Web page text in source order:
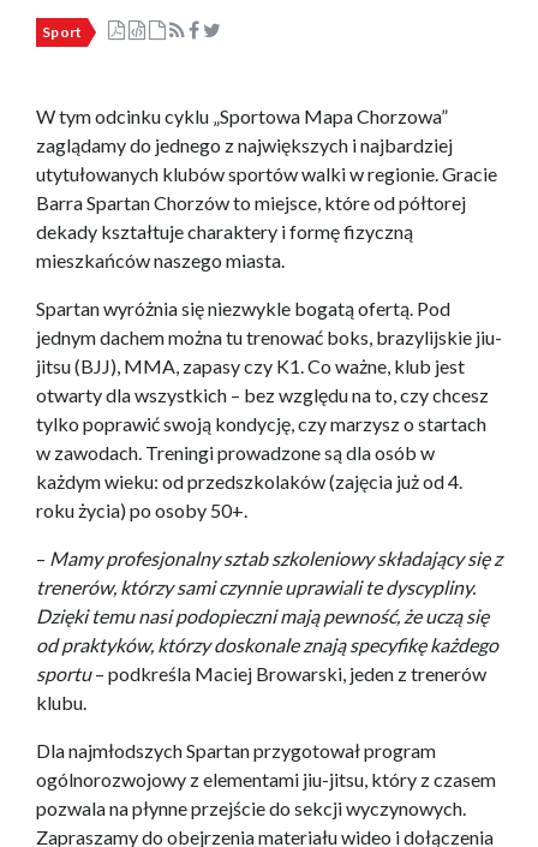
Sport
W tym odcinku cyklu „Sportowa Mapa Chorzowa”
zaglądamy do jednego z największych i najbardziej
utytułowanych klubów sportów walki w regionie. Gracie
Barra Spartan Chorzów to miejsce, które od półtorej
dekady kształtuje charaktery i formę fizyczną
mieszkańców naszego miasta.
Spartan wyróżnia się niezwykle bogatą ofertą. Pod
jednym dachem można tu trenować boks, brazylijskie jiu-
jitsu (BJJ), MMA, zapasy czy K1. Co ważne, klub jest
otwarty dla wszystkich – bez względu na to, czy chcesz
tylko poprawić swoją kondycję, czy marzysz o startach
w zawodach. Treningi prowadzone są dla osób w
każdym wieku: od przedszkolaków (zajęcia już od 4.
roku życia) po osoby 50+.
– Mamy profesjonalny sztab szkoleniowy składający się z
trenerów, którzy sami czynnie uprawiali te dyscypliny.
Dzięki temu nasi podopieczni mają pewność, że uczą się
od praktyków, którzy doskonale znają specyfikę każdego
sportu– podkreśla Maciej Browarski, jeden z trenerów
klubu.
Dla najmłodszych Spartan przygotował program
ogólnorozwojowy z elementami jiu-jitsu, który z czasem
pozwala na płynne przejście do sekcji wyczynowych.
Zapraszamy do obejrzenia materiału wideo i dołączenia